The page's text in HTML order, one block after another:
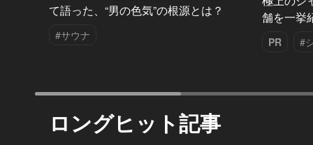
て語った、“男の色気”の根源とは？
#サウナ
舗を一挙
PR #
ロングヒット記事